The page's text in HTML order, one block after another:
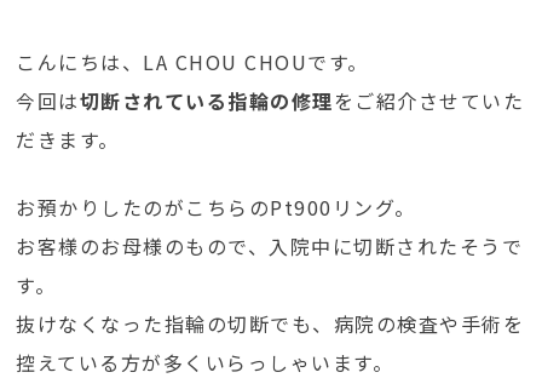
こんにちは、LA CHOU CHOUです。
今回は切断されている指輪の修理をご紹介させていた
だきます。
お預かりしたのがこちらのPt900リング。
お客様のお母様のもので、入院中に切断されたそうで
す。
抜けなくなった指輪の切断でも、病院の検査や手術を
控えている方が多くいらっしゃいます。